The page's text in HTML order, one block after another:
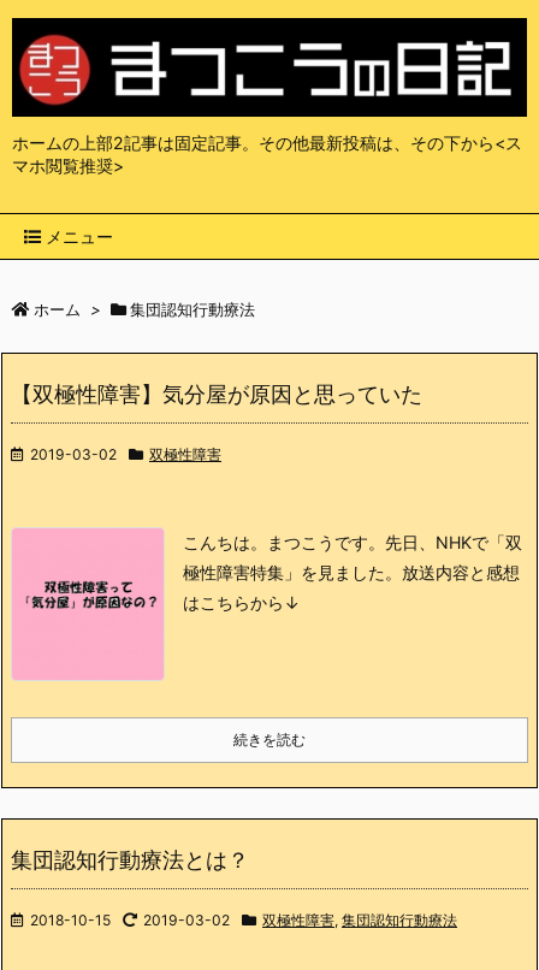
ホームの上部2記事は固定記事。その他最新投稿は、その下から<ス
マホ閲覧推奨>
メニュー
ホーム > 集団認知行動療法
【双極性障害】気分屋が原因と思っていた
2019-03-02 双極性障害
こんちは。まつこうです。 先日、NHKで「双
極性障害特集」を見ました。 放送内容と感想
はこちらから↓
続きを読む
集団認知行動療法とは？
2018-10-15 2019-03-02 双極性障害, 集団認知行動療法